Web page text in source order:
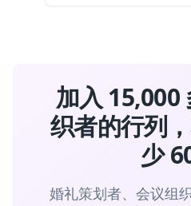
加入 15,000
织者的行列
少
婚礼策划者、会议组